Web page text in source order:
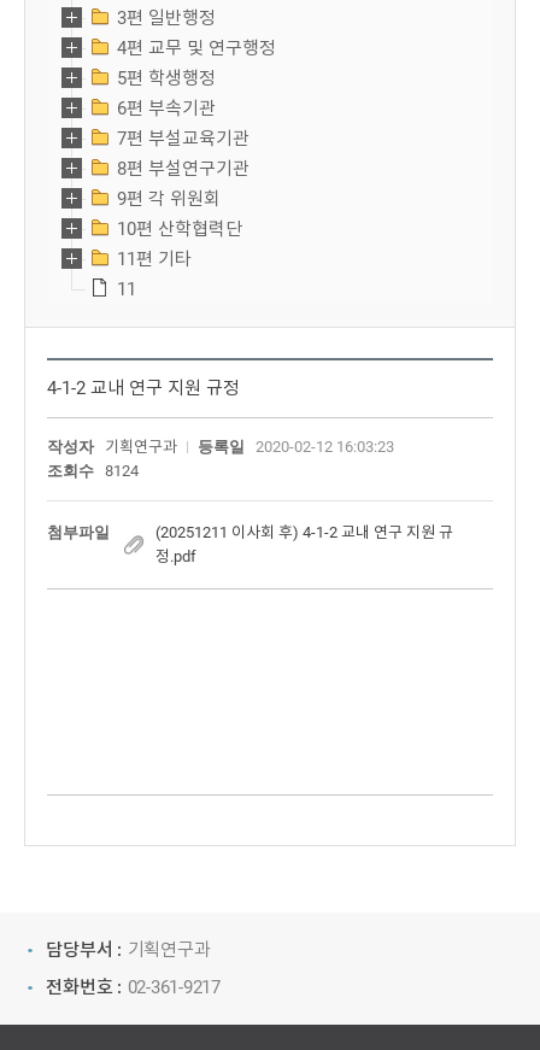
3편 일반행정
4편 교무 및 연구행정
5편 학생행정
6편 부속기관
7편 부설교육기관
8편 부설연구기관
9편 각 위원회
10편 산학협력단
11편 기타
11
4-1-2 교내 연구 지원 규정
작성자 기획연구과 등록일
2020-02-12 16:03:23
조회수
8124
첨부파일
(20251211 이사회 후) 4-1-2 교내 연구 지원 규
정.pdf
담당부서 : 기획연구과
전화번호 : 02-361-9217